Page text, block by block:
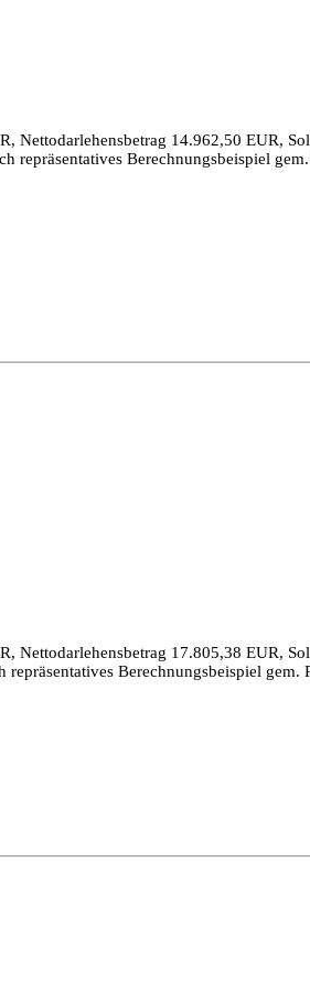
14.962,50 EUR,
repräsentatives Berechnungsbeispiel
17.805,38 EUR,
Berechnungsbeispiel gem.